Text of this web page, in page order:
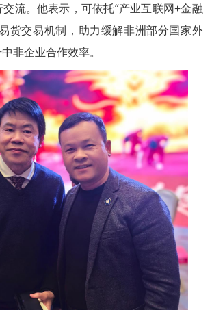
流。他表示，可依托“产业互联网+金融
货交易机制，助力缓解非洲部分国家外
非企业合作效率。